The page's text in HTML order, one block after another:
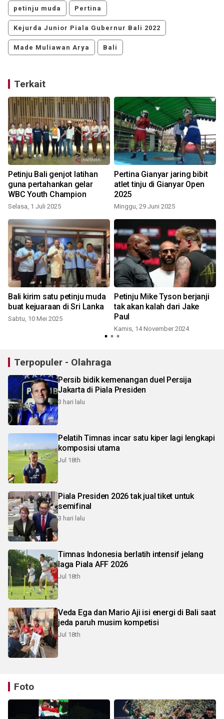
petinju muda Pertina
Kejurda Junior Piala Gubernur Bali 2022
Made Muliawan Arya Bali
Terkait
Petinju Bali genjot latihan
guna pertahankan gelar
WBC Youth Champion
Selasa, 1 Juli 2025
Pertina Gianyar jaring bibit
atlet tinju di Gianyar Open
2025
Minggu, 29 Juni 2025
Bali kirim satu petinju muda
buat kejuaraan di Sri Lanka
Sabtu, 10 Mei 2025
Petinju Mike Tyson berjanji
tak akan kalah dari Jake
Paul
Kamis, 14 November 2024
Terpopuler - Olahraga
Persib bidik kemenangan duel Persija
Jakarta di Piala Presiden
3 hari lalu
Pelatih Timnas incar satu kiper lagi lengkapi
komposisi utama
Jul 18th
Piala Presiden 2026 tak jual tiket untuk
semifinal
3 hari lalu
Timnas Indonesia berlatih intensif jelang
laga Piala AFF 2026
Jul 18th
Veda Ega dan Mario Aji isi energi di Bali saat
jeda paruh musim kompetisi
Jul 18th
Foto